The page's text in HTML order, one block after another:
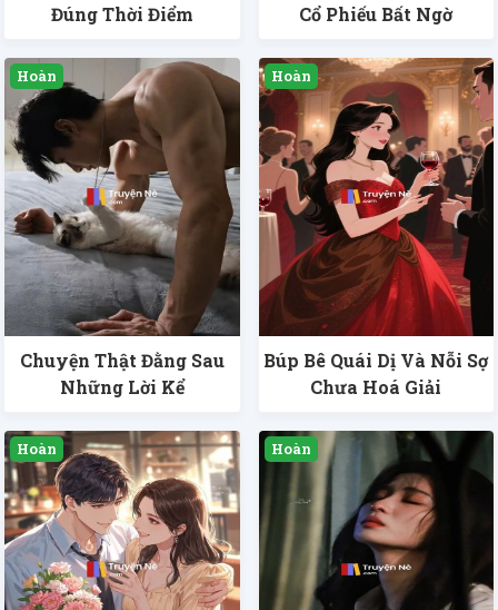
Đúng Thời Điểm
Cổ Phiếu Bất Ngờ
Chuyện Thật Đằng Sau
Những Lời Kể
Búp Bê Quái Dị Và Nỗi Sợ
Chưa Hoá Giải